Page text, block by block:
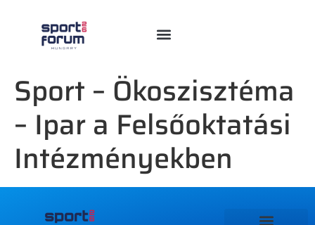
Sport – Ökoszisztéma
– Ipar a Felsőoktatási
Intézményekben